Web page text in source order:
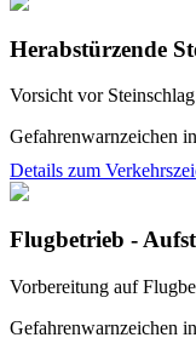
Herabstürzende
Vorsicht vor
Gefahrenwarnzeichen
Details zum
Flugbetrieb -
Vorbereitung auf
Gefahrenwarnzeichen